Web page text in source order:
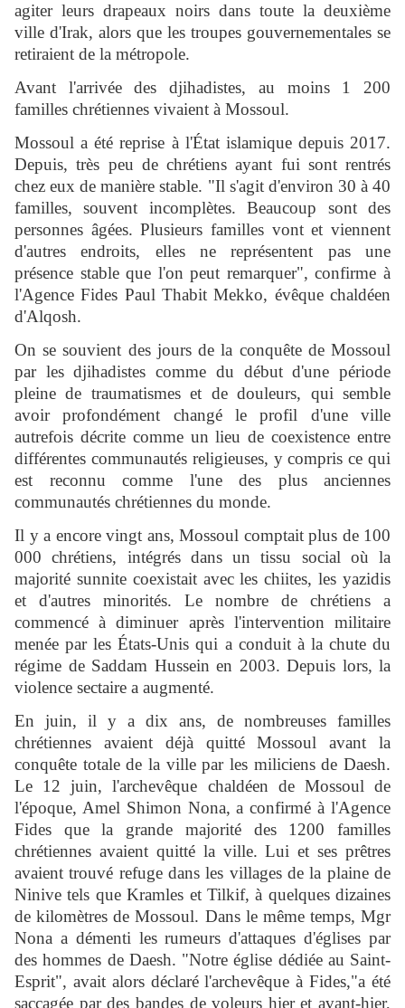
agiter leurs drapeaux noirs dans toute la deuxième
ville d'Irak, alors que les troupes gouvernementales se
retiraient de la métropole.
Avant l'arrivée des djihadistes, au moins 1 200
familles chrétiennes vivaient à Mossoul.
Mossoul a été reprise à l'État islamique depuis 2017.
Depuis, très peu de chrétiens ayant fui sont rentrés
chez eux de manière stable. "Il s'agit d'environ 30 à 40
familles, souvent incomplètes. Beaucoup sont des
personnes âgées. Plusieurs familles vont et viennent
d'autres endroits, elles ne représentent pas une
présence stable que l'on peut remarquer", confirme à
l'Agence Fides Paul Thabit Mekko, évêque chaldéen
d'Alqosh.
On se souvient des jours de la conquête de Mossoul
par les djihadistes comme du début d'une période
pleine de traumatismes et de douleurs, qui semble
avoir profondément changé le profil d'une ville
autrefois décrite comme un lieu de coexistence entre
différentes communautés religieuses, y compris ce qui
est reconnu comme l'une des plus anciennes
communautés chrétiennes du monde.
Il y a encore vingt ans, Mossoul comptait plus de 100
000 chrétiens, intégrés dans un tissu social où la
majorité sunnite coexistait avec les chiites, les yazidis
et d'autres minorités. Le nombre de chrétiens a
commencé à diminuer après l'intervention militaire
menée par les États-Unis qui a conduit à la chute du
régime de Saddam Hussein en 2003. Depuis lors, la
violence sectaire a augmenté.
En juin, il y a dix ans, de nombreuses familles
chrétiennes avaient déjà quitté Mossoul avant la
conquête totale de la ville par les miliciens de Daesh.
Le 12 juin, l'archevêque chaldéen de Mossoul de
l'époque, Amel Shimon Nona, a confirmé à l'Agence
Fides que la grande majorité des 1200 familles
chrétiennes avaient quitté la ville. Lui et ses prêtres
avaient trouvé refuge dans les villages de la plaine de
Ninive tels que Kramles et Tilkif, à quelques dizaines
de kilomètres de Mossoul. Dans le même temps, Mgr
Nona a démenti les rumeurs d'attaques d'églises par
des hommes de Daesh. "Notre église dédiée au Saint-
Esprit", avait alors déclaré l'archevêque à Fides,"a été
saccagée par des bandes de voleurs hier et avant-hier,